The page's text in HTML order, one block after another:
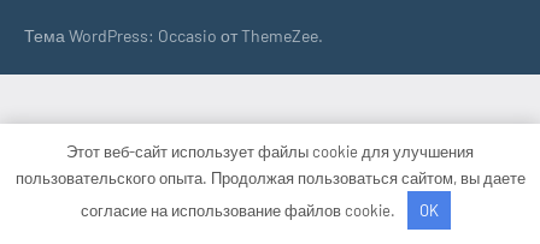
Тема WordPress: Occasio от ThemeZee.
Этот веб-сайт использует файлы cookie для улучшения
пользовательского опыта. Продолжая пользоваться сайтом, вы даете
согласие на использование файлов cookie.
OK